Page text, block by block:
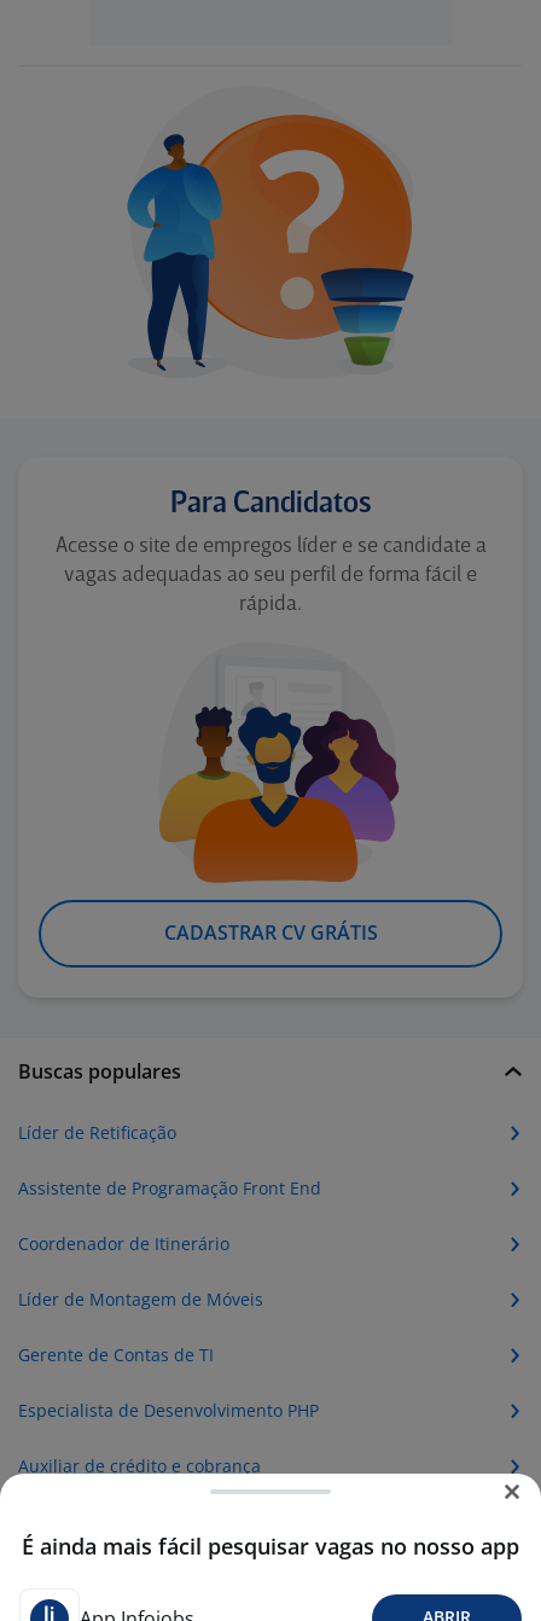
Para Candidatos
Acesse o site de empregos líder e se candidate a
vagas adequadas ao seu perfil de forma fácil e
rápida.
CADASTRAR CV GRÁTIS
Buscas populares
Líder de Retificação
Assistente de Programação Front End
Coordenador de Itinerário
Líder de Montagem de Móveis
Gerente de Contas de TI
Especialista de Desenvolvimento PHP
Auxiliar de crédito e cobrança
É ainda mais fácil pesquisar vagas no nosso app